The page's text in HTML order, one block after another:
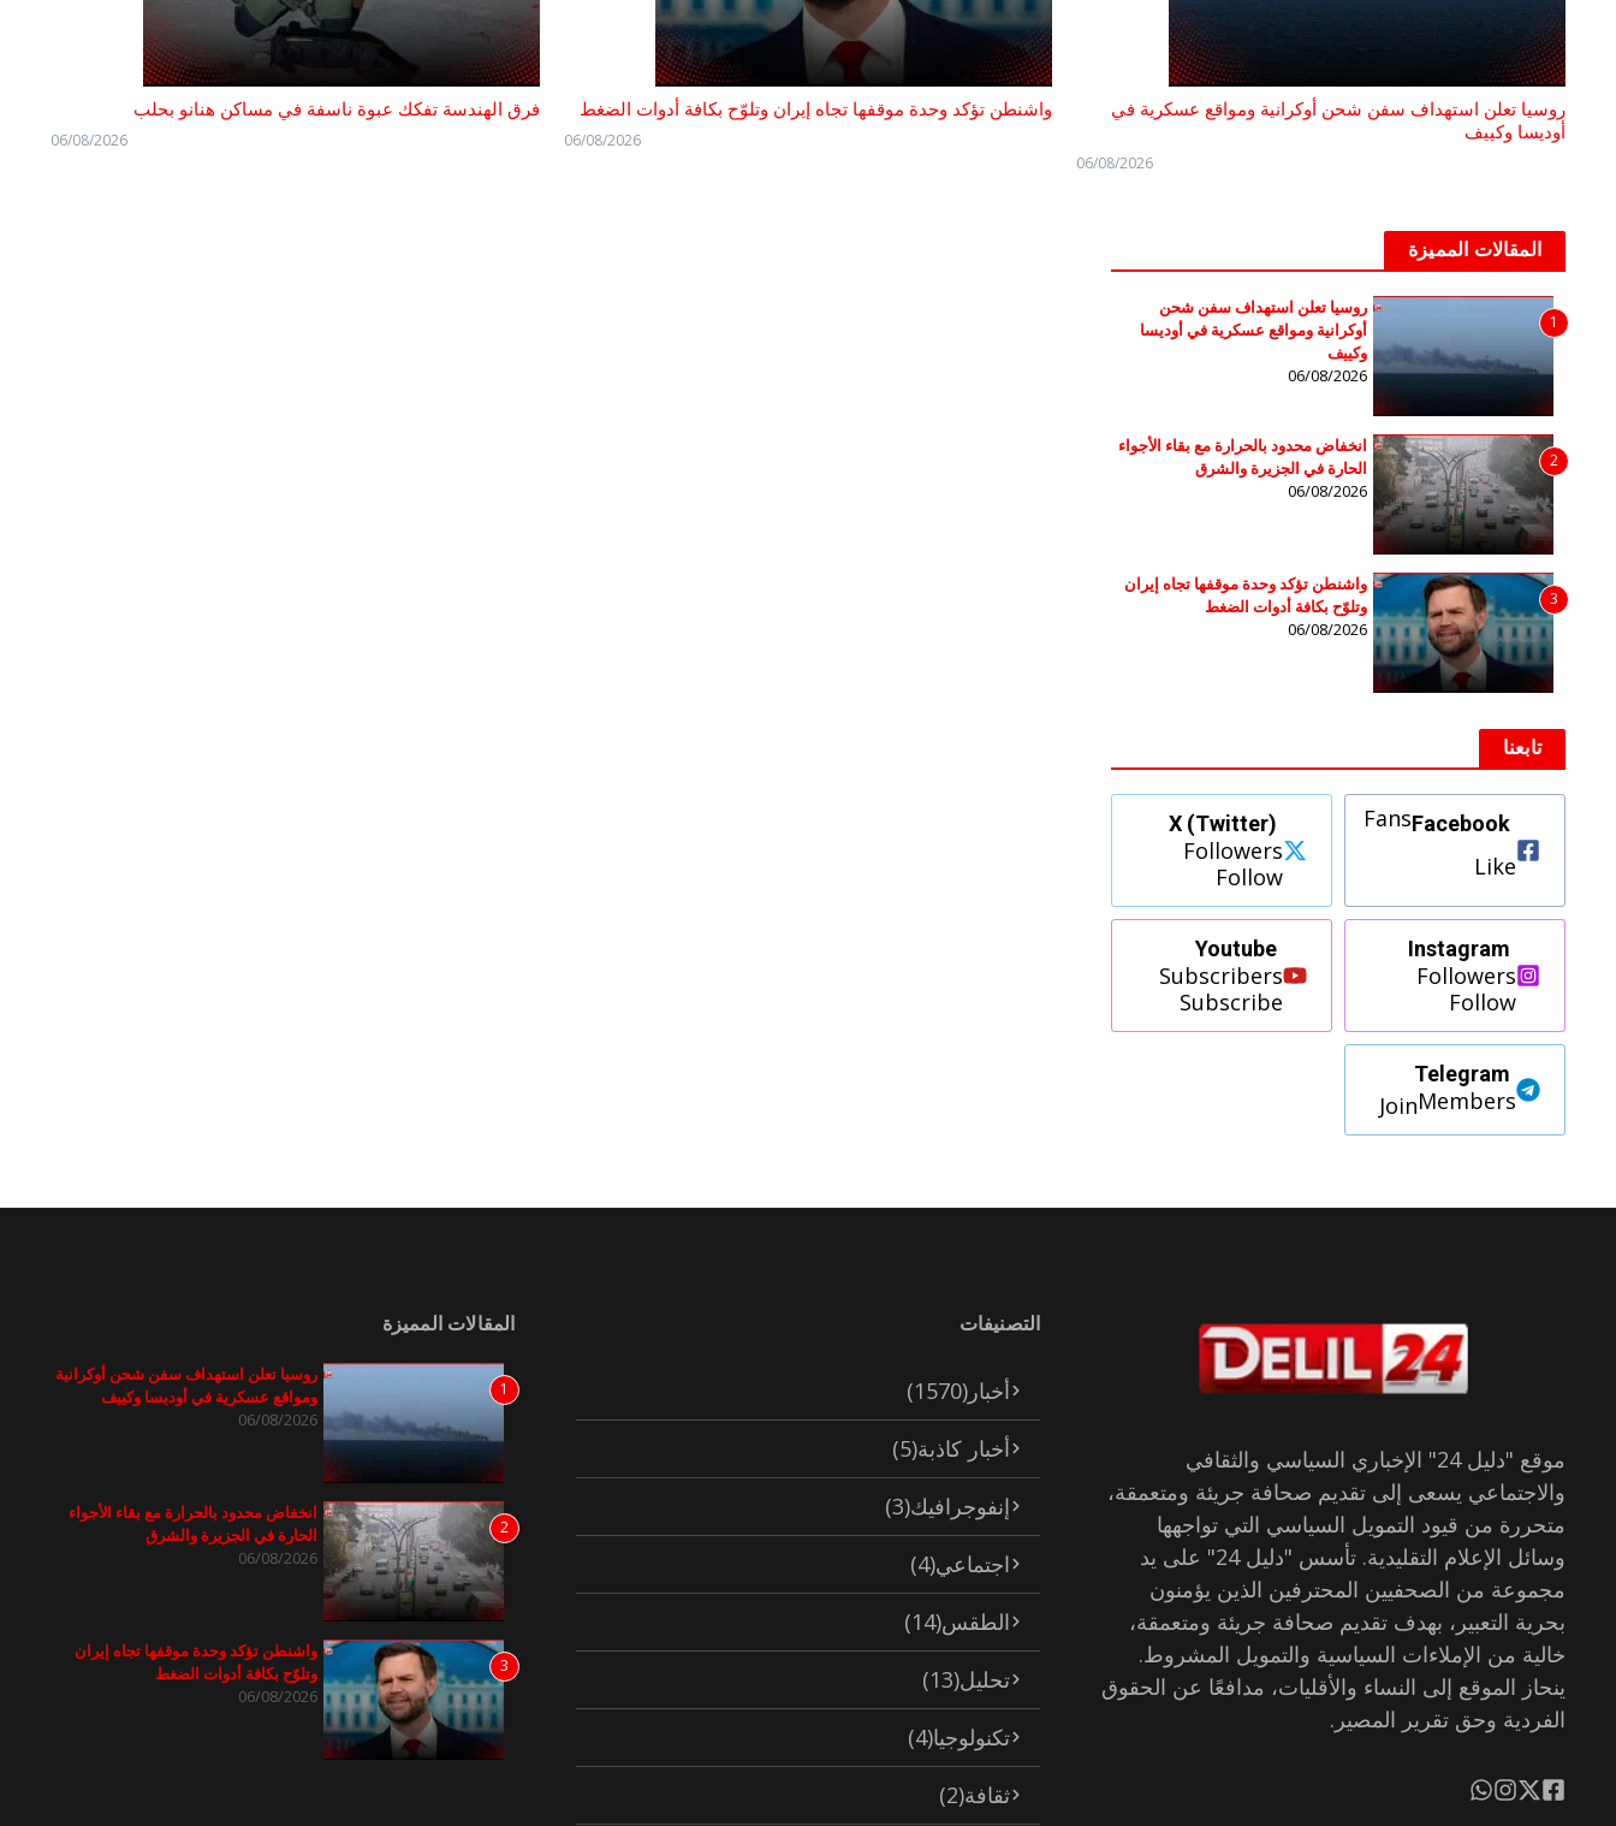
روسيا تعلن استهداف سفن شحن أوكرانية ومواقع عسكرية في
أوديسا وكييف
06/08/2026
واشنطن تؤكد وحدة موقفها تجاه إيران وتلوّح بكافة أدوات الضغط
06/08/2026
فرق الهندسة تفكك عبوة ناسفة في مساكن هنانو بحلب
06/08/2026
المقالات المميزة
1
روسيا تعلن استهداف سفن شحن
أوكرانية ومواقع عسكرية في أوديسا
وكييف
06/08/2026
2
انخفاض محدود بالحرارة مع بقاء الأجواء
الحارة في الجزيرة والشرق
06/08/2026
3
واشنطن تؤكد وحدة موقفها تجاه إيران
وتلوّح بكافة أدوات الضغط
06/08/2026
تابعنا
Facebook
Fans
Like
X (Twitter)
Followers
Follow
Instagram
Followers
Follow
Youtube
Subscribers
Subscribe
Telegram
Members
Join
موقع "دليل 24" الإخباري السياسي والثقافي
والاجتماعي يسعى إلى تقديم صحافة جريئة ومتعمقة،
متحررة من قيود التمويل السياسي التي تواجهها
وسائل الإعلام التقليدية. تأسس "دليل 24" على يد
مجموعة من الصحفيين المحترفين الذين يؤمنون
بحرية التعبير، بهدف تقديم صحافة جريئة ومتعمقة،
خالية من الإملاءات السياسية والتمويل المشروط.
ينحاز الموقع إلى النساء والأقليات، مدافعًا عن الحقوق
الفردية وحق تقرير المصير.
التصنيفات
أخبار (1570)
أخبار كاذبة(5)
إنفوجرافيك(3)
اجتماعي(4)
الطقس(14)
تحليل(13)
تكنولوجيا(4)
ثقافة(2)
المقالات المميزة
1
روسيا تعلن استهداف سفن شحن أوكرانية
ومواقع عسكرية في أوديسا وكييف
06/08/2026
2
انخفاض محدود بالحرارة مع بقاء الأجواء
الحارة في الجزيرة والشرق
06/08/2026
3
واشنطن تؤكد وحدة موقفها تجاه إيران
وتلوّح بكافة أدوات الضغط
06/08/2026